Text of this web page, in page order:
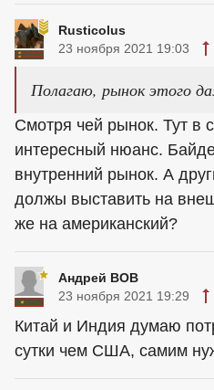
Rusticolus
23 ноября 2021 19:03
Полагаю, рынок этого
Смотря чей рынок. Тут в
интересный нюанс.
внутренний рынок. А
должы выставить на
же на американский?
Андрей ВОВ
23 ноября 2021 19:29
Китай и Индия думаю
сутки чем США, самим